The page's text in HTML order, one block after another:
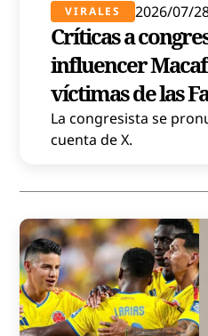
VIRALES 2026/07/
Críticas a
influencer
víctimas de las
La congresista se
cuenta de X.